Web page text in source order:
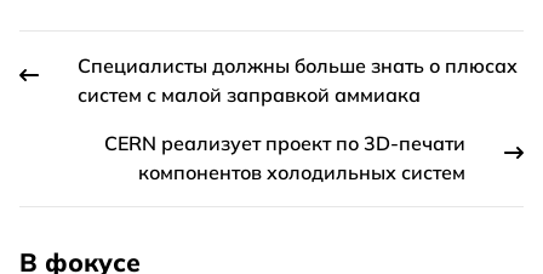
Специалисты должны больше знать о плюсах
систем с малой заправкой аммиака
CERN реализует проект по 3D-печати
компонентов холодильных систем
В фокусе